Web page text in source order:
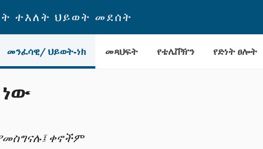
ተእለት ህይወት መደሰት
መንፈሳዊ/ ህይወት-ነክ መጻህፍት የቴሌቨዥን የድነት ፀሎት
ነው
ቀኖችም